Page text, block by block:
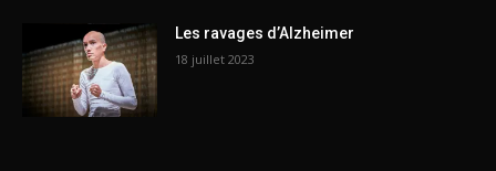
Les ravages d’Alzheimer
18 juillet 2023